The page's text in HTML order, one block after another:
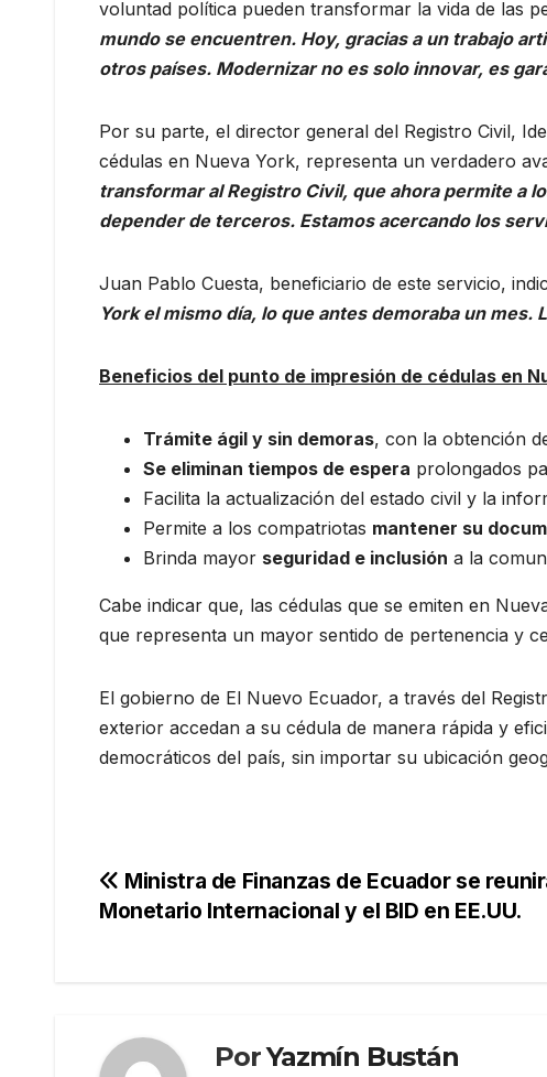
voluntad política pueden transformar la vida de las
mundo se encuentren. Hoy, gracias a un trabajo
otros países. Modernizar no es solo innovar, es
Por su parte, el director general del Registro Civil,
cédulas en Nueva York, representa un verdadero
transformar al Registro Civil, que ahora permite a
depender de terceros. Estamos acercando los
Juan Pablo Cuesta, beneficiario de este servicio,
York el mismo día, lo que antes demoraba un
Beneficios del punto de impresión de cédulas en
Trámite ágil y sin demoras, con la obtención
Se eliminan tiempos de espera prolongados
Facilita la actualización del estado civil y la
Permite a los compatriotas mantener su
Brinda mayor seguridad e inclusión a la
Cabe indicar que, las cédulas que se emiten en
que representa un mayor sentido de pertenencia y
El gobierno de El Nuevo Ecuador, a través del
exterior accedan a su cédula de manera rápida y
democráticos del país, sin importar su ubicación
Navegación
Ministra de Finanzas de Ecuador se
Monetario Internacional y el BID en EE.UU.
PorYazmín Bustán